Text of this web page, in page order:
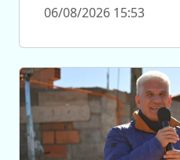
06/08/2026 15:53